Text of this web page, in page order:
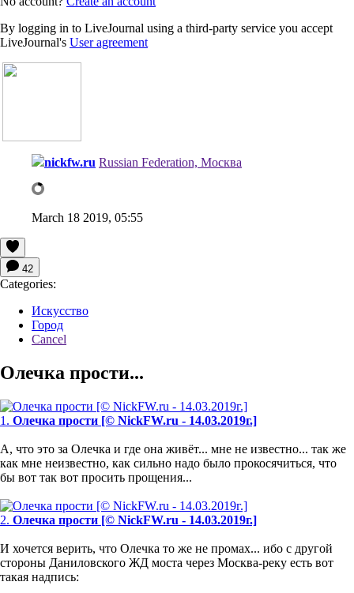
By logging in to LiveJournal using a third-party service you accept
LiveJournal's User agreement
nickfw.ru Russian Federation, Москва
March 18 2019, 05:55
42
Categories:
Искусство
Город
Cancel
Олечка прости...
1. Олечка прости [© NickFW.ru - 14.03.2019г.]
А, что это за Олечка и где она живёт... мне не известно... так же
как мне неизвестно, как сильно надо было прокосячиться, что
бы вот так вот просить прощения...
2. Олечка прости [© NickFW.ru - 14.03.2019г.]
И хочется верить, что Олечка то же не промах... ибо с другой
стороны Даниловского ЖД моста через Москва-реку есть вот
такая надпись: